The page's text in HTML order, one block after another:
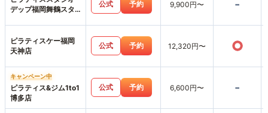
デップ福岡舞鶴スタ
公式 予約 9,900円〜 -
ピラティスケー福岡
天神店
公式 予約 12,320円〜 ○
キャンペーン中
ピラティス&ジム1to1
博多店
公式 予約 6,600円〜 -